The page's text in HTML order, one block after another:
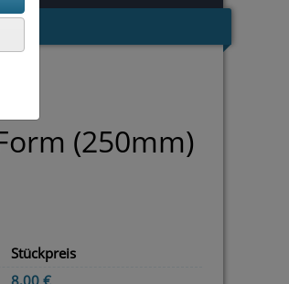
(250mm)
Stückpreis
8,00 €